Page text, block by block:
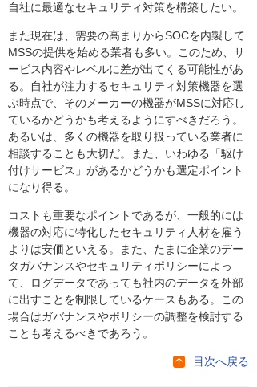
自社に最適なセキュリティ対策を構築したい。
また現在は、需要の高まりからSOCを内製して
MSSの提供を始める業者も多い。このため、サ
ービス内容やレベルに差が出てくる可能性があ
る。自社が注力するセキュリティ対策機器を選
ぶ時点で、そのメーカーの機器がMSSに対応し
ているかどうかも考えるようにすべきだろう。
あるいは、多くの機器を取り扱っている業者に
相談することも大切だ。また、いわゆる「駆け
付けサービス」があるかどうかも選定ポイント
になり得る。
コストも重要なポイントであるが、一般的には
機器の対応に特化したセキュリティ人材を雇う
よりは安価といえる。また、たまに企業のデー
タガバナンスやセキュリティポリシーによっ
て、ログデータであっても社内のデータを外部
に出すことを制限しているケースもある。この
場合はガバナンスやポリシーの調整を検討する
ことも考えるべきであろう。
目次へ戻る